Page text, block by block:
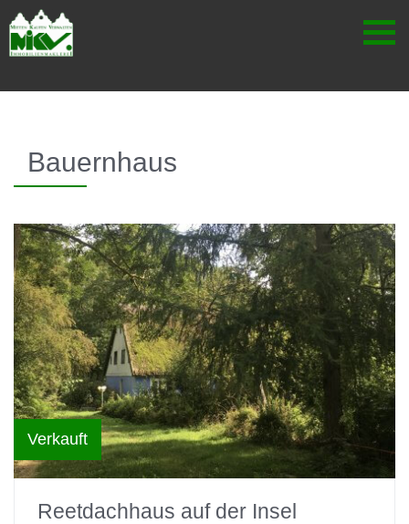
Skip to content
Bauernhaus
Verkauft
Reetdachhaus auf der Insel